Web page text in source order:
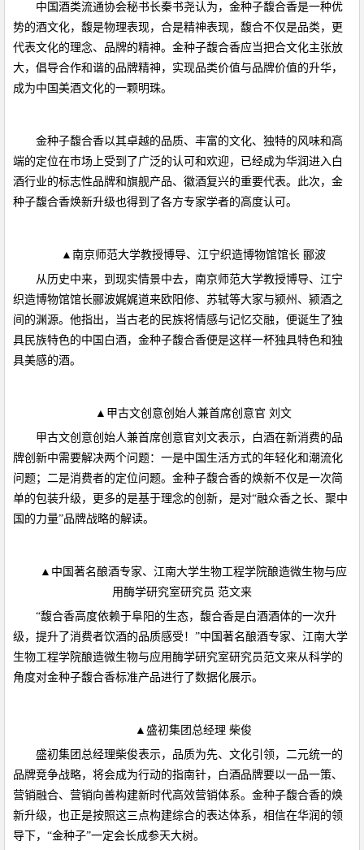
中国酒类流通协会秘书长秦书尧认为，金种子馥合香是一种优
势的酒文化，馥是物理表现，合是精神表现，馥合不仅是品类，更
代表文化的理念、品牌的精神。金种子馥合香应当把合文化主张放
大，倡导合作和谐的品牌精神，实现品类价值与品牌价值的升华，
成为中国美酒文化的一颗明珠。
金种子馥合香以其卓越的品质、丰富的文化、独特的风味和高
端的定位在市场上受到了广泛的认可和欢迎，已经成为华润进入白
酒行业的标志性品牌和旗舰产品、徽酒复兴的重要代表。此次，金
种子馥合香焕新升级也得到了各方专家学者的高度认可。
▲南京师范大学教授博导、江宁织造博物馆馆长 郦波
从历史中来，到现实情景中去，南京师范大学教授博导、江宁
织造博物馆馆长郦波娓娓道来欧阳修、苏轼等大家与颍州、颍酒之
间的渊源。他指出，当古老的民族将情感与记忆交融，便诞生了独
具民族特色的中国白酒，金种子馥合香便是这样一杯独具特色和独
具美感的酒。
▲甲古文创意创始人兼首席创意官 刘文
甲古文创意创始人兼首席创意官刘文表示，白酒在新消费的品
牌创新中需要解决两个问题：一是中国生活方式的年轻化和潮流化
问题；二是消费者的定位问题。金种子馥合香的焕新不仅是一次简
单的包装升级，更多的是基于理念的创新，是对“融众香之长、聚中
国的力量”品牌战略的解读。
▲中国著名酿酒专家、江南大学生物工程学院酿造微生物与应
用酶学研究室研究员 范文来
“馥合香高度依赖于阜阳的生态，馥合香是白酒酒体的一次升
级，提升了消费者饮酒的品质感受！”中国著名酿酒专家、江南大学
生物工程学院酿造微生物与应用酶学研究室研究员范文来从科学的
角度对金种子馥合香标准产品进行了数据化展示。
▲盛初集团总经理 柴俊
盛初集团总经理柴俊表示，品质为先、文化引领，二元统一的
品牌竞争战略，将会成为行动的指南针，白酒品牌要以一品一策、
营销融合、营销向善构建新时代高效营销体系。金种子馥合香的焕
新升级，也正是按照这三点构建综合的表达体系，相信在华润的领
导下，“金种子”一定会长成参天大树。